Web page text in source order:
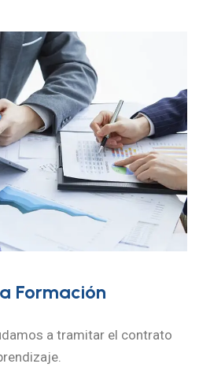
Formación
a tramitar el contrato